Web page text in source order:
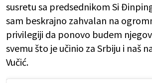
susretu sa predsednikom Si
sam beskrajno zahvalan na
privilegiji da ponovo budem
svemu što je učinio za Srbiju i naš
Vučić.